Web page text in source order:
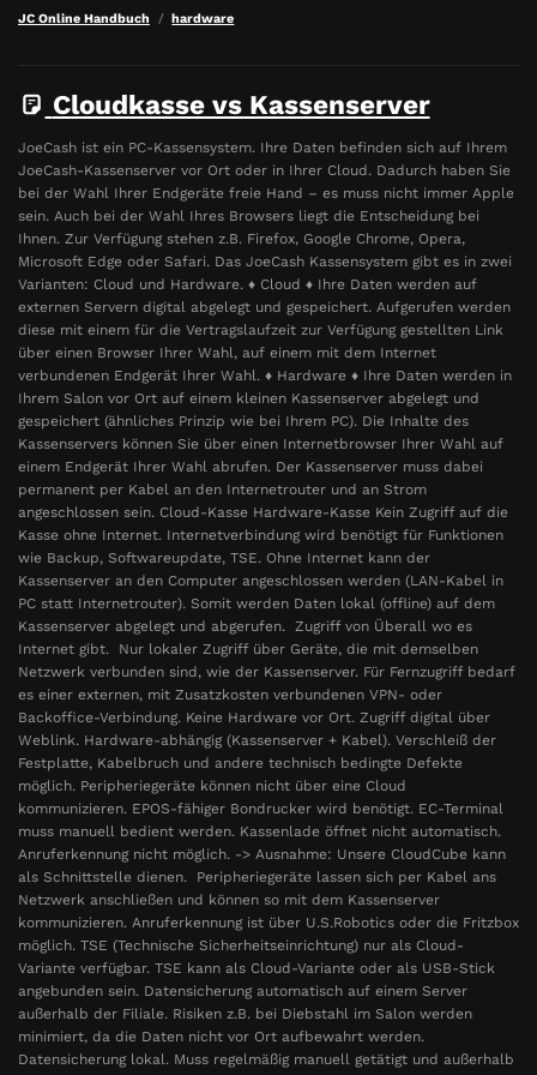
JC Online Handbuch hardware
Cloudkasse vs Kassenserver
JoeCash ist ein PC-Kassensystem. Ihre Daten befinden sich auf Ihrem
JoeCash-Kassenserver vor Ort oder in Ihrer Cloud. Dadurch haben Sie
bei der Wahl Ihrer Endgeräte freie Hand – es muss nicht immer Apple
sein. Auch bei der Wahl Ihres Browsers liegt die Entscheidung bei
Ihnen. Zur Verfügung stehen z.B. Firefox, Google Chrome, Opera,
Microsoft Edge oder Safari. Das JoeCash Kassensystem gibt es in zwei
Varianten: Cloud und Hardware. ♦ Cloud ♦ Ihre Daten werden auf
externen Servern digital abgelegt und gespeichert. Aufgerufen werden
diese mit einem für die Vertragslaufzeit zur Verfügung gestellten Link
über einen Browser Ihrer Wahl, auf einem mit dem Internet
verbundenen Endgerät Ihrer Wahl. ♦ Hardware ♦ Ihre Daten werden in
Ihrem Salon vor Ort auf einem kleinen Kassenserver abgelegt und
gespeichert (ähnliches Prinzip wie bei Ihrem PC). Die Inhalte des
Kassenservers können Sie über einen Internetbrowser Ihrer Wahl auf
einem Endgerät Ihrer Wahl abrufen. Der Kassenserver muss dabei
permanent per Kabel an den Internetrouter und an Strom
angeschlossen sein. Cloud-Kasse Hardware-Kasse Kein Zugriff auf die
Kasse ohne Internet. Internetverbindung wird benötigt für Funktionen
wie Backup, Softwareupdate, TSE. Ohne Internet kann der
Kassenserver an den Computer angeschlossen werden (LAN-Kabel in
PC statt Internetrouter). Somit werden Daten lokal (offline) auf dem
Kassenserver abgelegt und abgerufen. Zugriff von Überall wo es
Internet gibt. Nur lokaler Zugriff über Geräte, die mit demselben
Netzwerk verbunden sind, wie der Kassenserver. Für Fernzugriff bedarf
es einer externen, mit Zusatzkosten verbundenen VPN- oder
Backoffice-Verbindung. Keine Hardware vor Ort. Zugriff digital über
Weblink. Hardware-abhängig (Kassenserver + Kabel). Verschleiß der
Festplatte, Kabelbruch und andere technisch bedingte Defekte
möglich. Peripheriegeräte können nicht über eine Cloud
kommunizieren. EPOS-fähiger Bondrucker wird benötigt. EC-Terminal
muss manuell bedient werden. Kassenlade öffnet nicht automatisch.
Anruferkennung nicht möglich. -> Ausnahme: Unsere CloudCube kann
als Schnittstelle dienen. Peripheriegeräte lassen sich per Kabel ans
Netzwerk anschließen und können so mit dem Kassenserver
kommunizieren. Anruferkennung ist über U.S.Robotics oder die Fritzbox
möglich. TSE (Technische Sicherheitseinrichtung) nur als Cloud-
Variante verfügbar. TSE kann als Cloud-Variante oder als USB-Stick
angebunden sein. Datensicherung automatisch auf einem Server
außerhalb der Filiale. Risiken z.B. bei Diebstahl im Salon werden
minimiert, da die Daten nicht vor Ort aufbewahrt werden.
Datensicherung lokal. Muss regelmäßig manuell getätigt und außerhalb